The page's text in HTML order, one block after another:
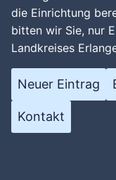
die Einrichtung
bitten wir Sie, nur
Landkreises
Neuer Eintrag
Kontakt